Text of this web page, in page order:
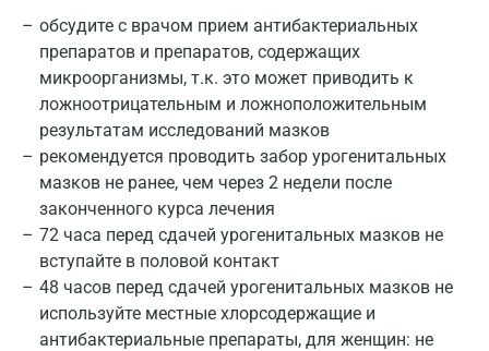
обсудите с врачом прием антибактериальных
препаратов и препаратов, содержащих
микроорганизмы, т.к. это может приводить к
ложноотрицательным и ложноположительным
результатам исследований мазков
рекомендуется проводить забор урогенитальных
мазков не ранее, чем через 2 недели после
законченного курса лечения
72 часа перед сдачей урогенитальных мазков не
вступайте в половой контакт
48 часов перед сдачей урогенитальных мазков не
используйте местные хлорсодержащие и
антибактериальные препараты, для женщин: не